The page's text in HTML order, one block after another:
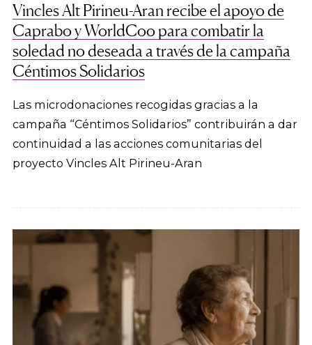
Vincles Alt Pirineu-Aran recibe el apoyo de
Caprabo y WorldCoo para combatir la
soledad no deseada a través de la campaña
Céntimos Solidarios
Las microdonaciones recogidas gracias a la
campaña “Céntimos Solidarios” contribuirán a dar
continuidad a las acciones comunitarias del
proyecto Vincles Alt Pirineu-Aran